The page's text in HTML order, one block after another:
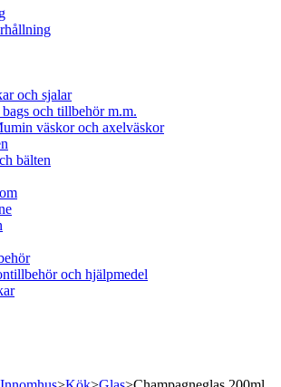
och sjalar
och tillbehör m.m.
väskor och axelväskor
bälten
och hjälpmedel